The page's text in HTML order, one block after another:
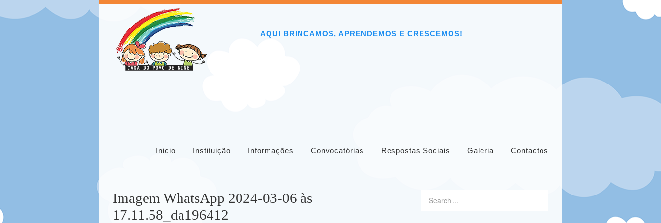
AQUI BRINCAMOS, APRENDEMOS E CRESCEMOS!
Inicio Instituição Informações Convocatórias Respostas Sociais Galeria Contactos
Imagem WhatsApp 2024-03-06 às
17.11.58_da196412